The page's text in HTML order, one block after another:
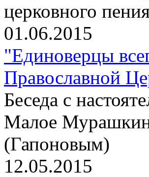
церковного
01.06.2015
"Единоверцы
Православной
Беседа с
Малое
(Гапоновым)
12.05.2015